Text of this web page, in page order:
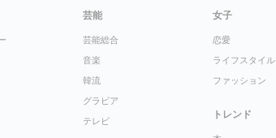
芸能
芸能総合
音楽
韓流
グラビア
テレビ
女子
恋愛
ライフスタイル
ファッション
トレンド